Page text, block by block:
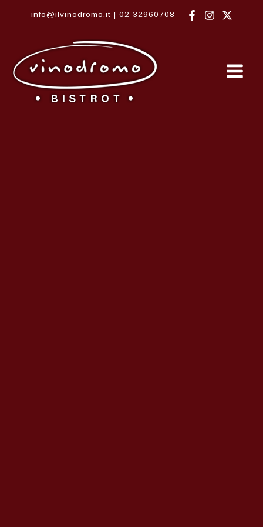
info@ilvinodromo.it | 02 32960708
Main